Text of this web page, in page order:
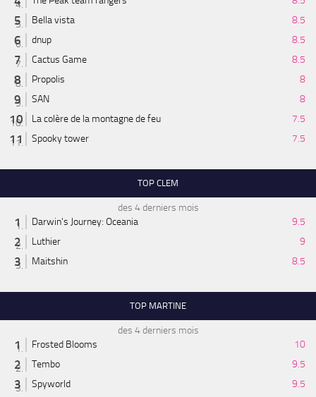
Bella vista
8.5
dnup
8.5
Cactus Game
8.5
Propolis
8
SAN
8
La colère de la montagne de feu
7.5
Spooky tower
7.5
TOP CLEM
des 4 derniers mois
Darwin's Journey: Oceania
9.5
Luthier
9
Maitshin
8.5
TOP MARTINE
des 4 derniers mois
Frosted Blooms
10
Tembo
9.5
Spyworld
9.5